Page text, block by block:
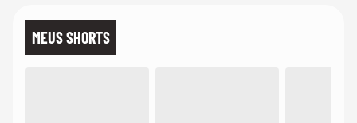
MEUS SHORTS